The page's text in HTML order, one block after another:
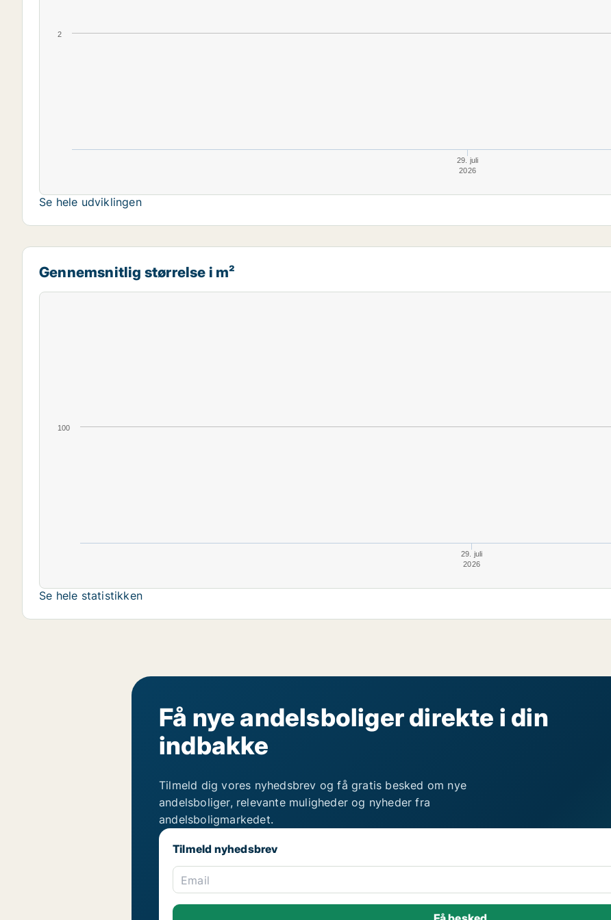
29. juli
2026
2
Se hele udviklingen
Gennemsnitlig størrelse i m²
29. juli
2026
100
Se hele statistikken
Få nye andelsboliger direkte i din
indbakke
Tilmeld dig vores nyhedsbrev og få gratis besked om nye
andelsboliger, relevante muligheder og nyheder fra
andelsboligmarkedet.
Tilmeld nyhedsbrev
Email